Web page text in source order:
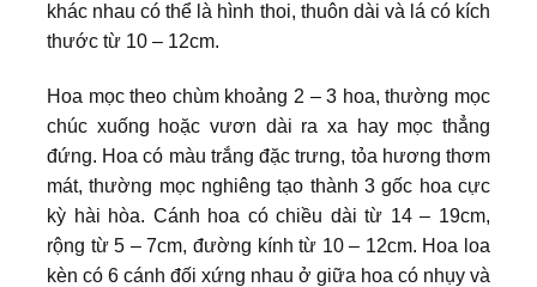
khác nhau có thể là hình thoi, thuôn dài và lá có kích
thước từ 10 – 12cm.
Hoa mọc theo chùm khoảng 2 – 3 hoa, thường mọc
chúc xuống hoặc vươn dài ra xa hay mọc thẳng
đứng. Hoa có màu trắng đặc trưng, tỏa hương thơm
mát, thường mọc nghiêng tạo thành 3 gốc hoa cực
kỳ hài hòa. Cánh hoa có chiều dài từ 14 – 19cm,
rộng từ 5 – 7cm, đường kính từ 10 – 12cm. Hoa loa
kèn có 6 cánh đối xứng nhau ở giữa hoa có nhụy và